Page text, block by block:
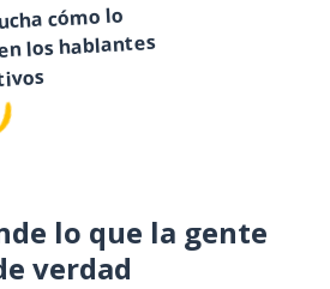
cómo lo
los hablantes
lo que la gente
verdad